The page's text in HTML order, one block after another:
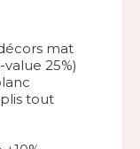
mat
25%)
tout